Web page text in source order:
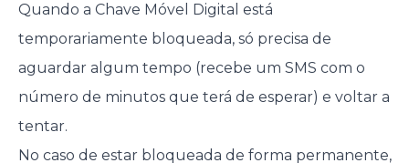
Quando a Chave Móvel Digital está
temporariamente bloqueada, só precisa de
aguardar algum tempo (recebe um SMS com o
número de minutos que terá de esperar) e voltar a
tentar.
No caso de estar bloqueada de forma permanente,